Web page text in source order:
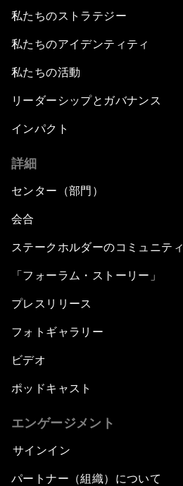
私たちのストラテジー
私たちのアイデンティティ
私たちの活動
リーダーシップとガバナンス
インパクト
詳細
センター（部門）
会合
ステークホルダーのコミュニティ
「フォーラム・ストーリー」
プレスリリース
フォトギャラリー
ビデオ
ポッドキャスト
エンゲージメント
サインイン
パートナー（組織）について